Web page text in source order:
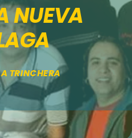
keyboard_arrow_down
NUEVA
TRINCHERA